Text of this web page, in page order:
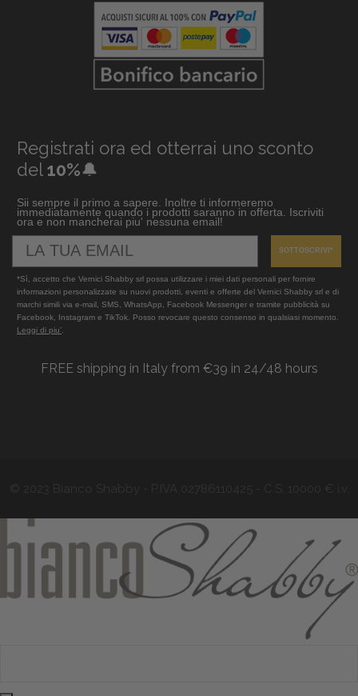
Registrati ora ed otterrai uno sconto
del10%🔔
Sii sempre il primo a sapere. Inoltre ti informeremo
immediatamente quando i prodotti saranno in offerta. Iscriviti
ora e non mancherai piu' nessuna email!
SOTTOSCRIVI*
*Sì, accetto che Vernici Shabby srl possa utilizzare i miei dati personali per fornire
informazioni personalizzate su nuovi prodotti, eventi e offerte del Vernici Shabby srl e di
marchi simili via e-mail, SMS, WhatsApp, Facebook Messenger e tramite pubblicità su
Facebook, Instagram e TikTok. Posso revocare questo consenso in qualsiasi momento.
Leggi di piu’
FREE shipping in Italy from €39 in 24/48 hours